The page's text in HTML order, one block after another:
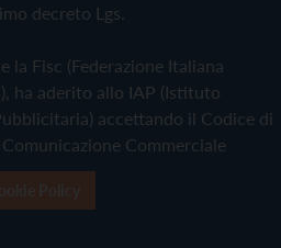
decreto Lgs.
la Fisc (Federazione Italiana
ha aderito allo IAP (Istituto
accettando il Codice di
Commerciale